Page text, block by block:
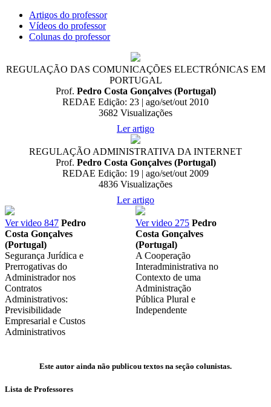
Artigos do professor
Vídeos do professor
Colunas do professor
REGULAÇÃO DAS COMUNICAÇÕES ELECTRÓNICAS EM
PORTUGAL
Prof. Pedro Costa Gonçalves (Portugal)
REDAE Edição: 23 | ago/set/out 2010
3682 Visualizações
Ler artigo
REGULAÇÃO ADMINISTRATIVA DA INTERNET
Prof. Pedro Costa Gonçalves (Portugal)
REDAE Edição: 19 | ago/set/out 2009
4836 Visualizações
Ler artigo
Ver video 847 Pedro
Costa Gonçalves
(Portugal)
Segurança Jurídica e
Prerrogativas do
Administrador nos
Contratos
Administrativos:
Previsibilidade
Empresarial e Custos
Administrativos
Ver video 275 Pedro
Costa Gonçalves
(Portugal)
A Cooperação
Interadministrativa no
Contexto de uma
Administração
Pública Plural e
Independente
Este autor ainda não publicou textos na seção colunistas.
Lista de Professores